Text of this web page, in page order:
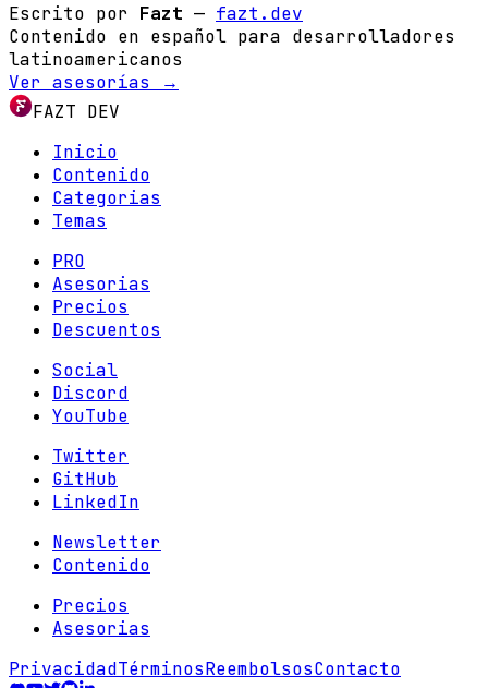
Escrito por Fazt — fazt.dev
Contenido en español para desarrolladores
latinoamericanos
Ver asesorías →
FAZT DEV
Inicio
Contenido
Categorias
Temas
PRO
Asesorias
Precios
Descuentos
Social
Discord
YouTube
Twitter
GitHub
LinkedIn
Newsletter
Contenido
Precios
Asesorias
PrivacidadTérminosReembolsosContacto